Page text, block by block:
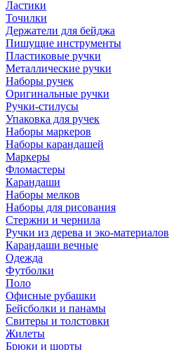
Ластики
Точилки
Держатели для бейджа
Пишущие инструменты
Пластиковые ручки
Металлические ручки
Наборы ручек
Оригинальные ручки
Ручки-стилусы
Упаковка для ручек
Наборы маркеров
Наборы карандашей
Маркеры
Фломастеры
Карандаши
Наборы мелков
Наборы для рисования
Стержни и чернила
Ручки из дерева и эко-материалов
Карандаши вечные
Одежда
Футболки
Поло
Офисные рубашки
Бейсболки и панамы
Свитеры и толстовки
Жилеты
Брюки и шорты